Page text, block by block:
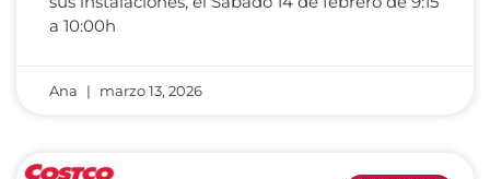
a 10:00h
Ana marzo 13, 2026